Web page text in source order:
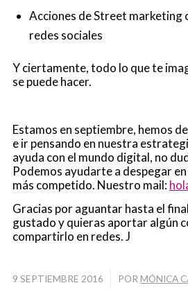
Acciones de Street marketing
redes sociales
Y ciertamente, todo lo que te
se puede hacer.
Estamos en septiembre, hemos
e ir pensando en nuestra
ayuda con el mundo digital, no
Podemos ayudarte a despegar
más competido. Nuestro mail:
Gracias por aguantar hasta el
gustado y quieras aportar algún
compartirlo en redes. J
9 SEPTIEMBRE 2016
/ POR MÓNICA